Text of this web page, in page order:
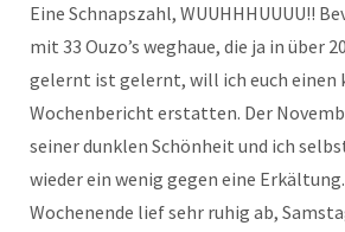
Eine Schnapszahl, WUUHHHUUUU!!
mit 33 Ouzo’s weghaue, die ja in über
gelernt ist gelernt, will ich euch einen
Wochenbericht erstatten. Der
seiner dunklen Schönheit und ich
wieder ein wenig gegen eine
Wochenende lief sehr ruhig ab,